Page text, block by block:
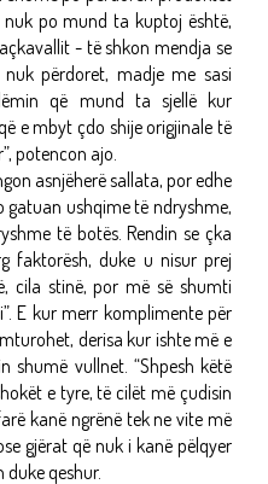
po mund ta kuptoj është,
- të shkon mendja se
përdoret, madje me sasi
që mund ta sjellë kur
e mbyt çdo shije origjinale të
potencon ajo.
asnjëherë sallata, por edhe
gatuan ushqime të ndryshme,
të botës. Rendin se çka
faktorësh, duke u nisur prej
cila stinë, por më së shumti
E kur merr komplimente për
derisa kur ishte më e
shumë vullnet. “Shpesh këtë
e tyre, të cilët më çudisin
kanë ngrënë tek ne vite më
gjërat që nuk i kanë pëlqyer
duke qeshur.